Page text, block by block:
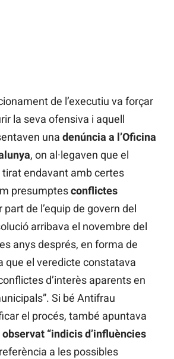
de l’executiu va forçar
la seva ofensiva i aquell
una denúncia a l’Oficina
, on al·legaven que el
tirat endavant amb certes
presumptesconflictes
part de l’equip de govern del
arribava el novembre del
anys després, en forma de
que el veredicte constatava
d’interès aparents en
Si bé Antifrau
el procés, també apuntava
observat “indicis d’influències
a les possibles